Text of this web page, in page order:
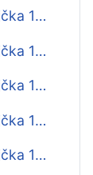
Mikropůjčka 15000
Mikropůjčka 16000
Mikropůjčka 17000
Mikropůjčka 18000
Mikropůjčka 19000